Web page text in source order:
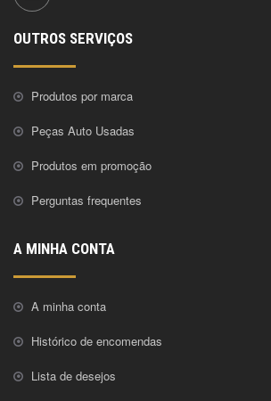
OUTROS SERVIÇOS
Produtos por marca
Peças Auto Usadas
Produtos em promoção
Perguntas frequentes
A MINHA CONTA
A minha conta
Histórico de encomendas
Lista de desejos